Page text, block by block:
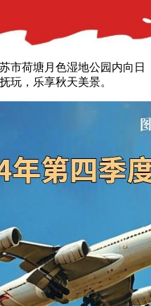
荷塘月色湿地公园内向日
玩，乐享秋天美景。